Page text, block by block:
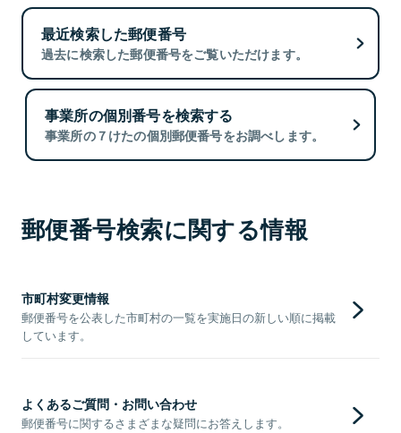
最近検索した郵便番号
過去に検索した郵便番号をご覧いただけます。
事業所の個別番号を検索する
事業所の７けたの個別郵便番号をお調べします。
郵便番号検索に関する情報
市町村変更情報
郵便番号を公表した市町村の一覧を実施日の新しい順に掲載
しています。
よくあるご質問・お問い合わせ
郵便番号に関するさまざまな疑問にお答えします。